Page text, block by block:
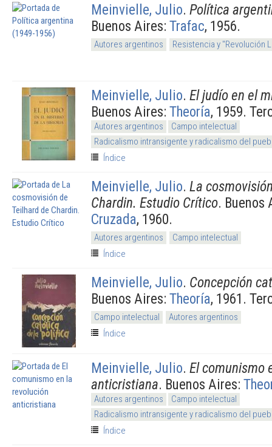
Meinvielle, Julio. Política
Buenos Aires: Trafac, 1956.
Autores argentinos Resistencia y "Revolución
Meinvielle, Julio. El judío en el
Buenos Aires: Theoría, 1959.
Autores argentinos
Campo intelectual
Radicalismo intransigente y radicalismo del
Índice
Meinvielle, Julio. La
Chardin. Estudio Crítico. Buenos
Cruzada, 1960.
Autores argentinos
Campo intelectual
Índice
Meinvielle, Julio. Concepción
Buenos Aires: Theoría, 1961.
Campo intelectual
Autores argentinos
Índice
Meinvielle, Julio. El comunismo
anticristiana. Buenos Aires:
Autores argentinos
Campo intelectual
Radicalismo intransigente y radicalismo del
Índice